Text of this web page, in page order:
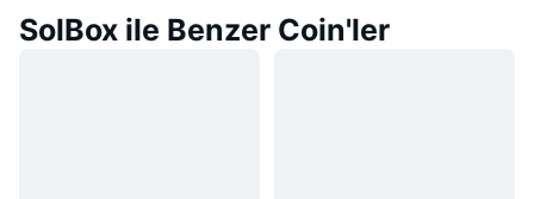
SolBox ile Benzer Coin'ler